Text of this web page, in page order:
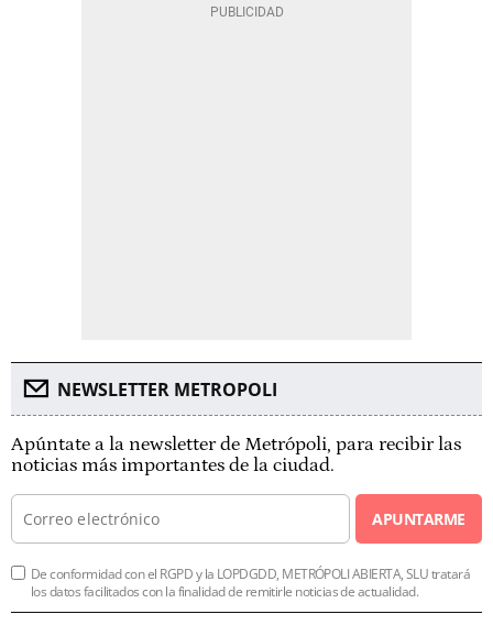
NEWSLETTER METROPOLI
Apúntate a la newsletter de Metrópoli, para recibir las
noticias más importantes de la ciudad.
APUNTARME
De conformidad con el RGPD y la LOPDGDD, METRÓPOLI ABIERTA, SLU tratará
los datos facilitados con la finalidad de remitirle noticias de actualidad.